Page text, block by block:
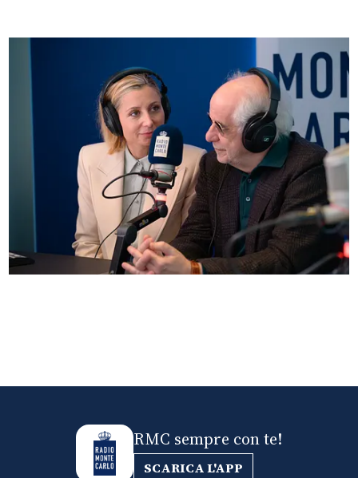
RMC sempre con te!
SCARICA L'APP